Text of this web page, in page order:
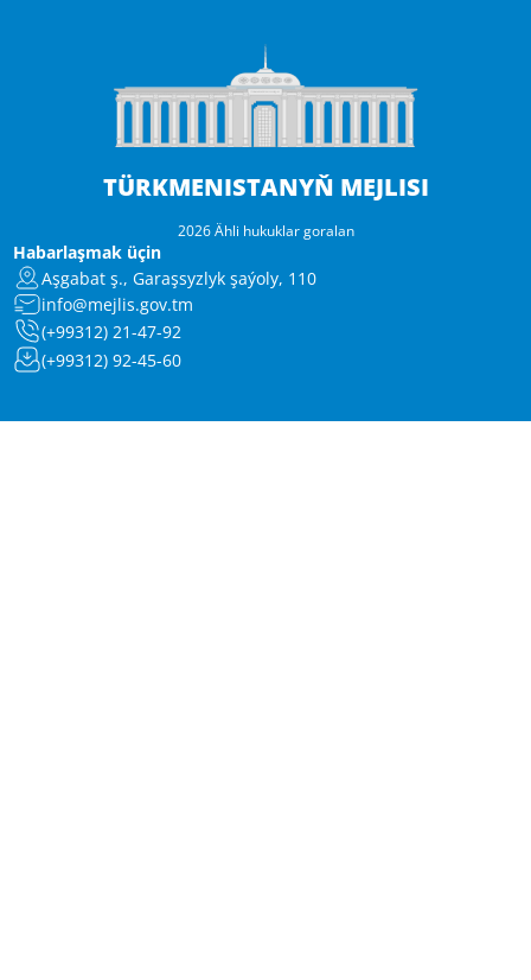
TÜRKMENISTANYŇ MEJLISI
2026 Ähli hukuklar goralan
Habarlaşmak üçin
Aşgabat ş., Garaşsyzlyk şaýoly, 110
info@mejlis.gov.tm
(+99312) 21-47-92
(+99312) 92-45-60